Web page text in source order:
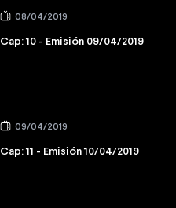
08/04/2019
Cap: 10 - Emisión 09/04/2019
09/04/2019
Cap: 11 - Emisión 10/04/2019